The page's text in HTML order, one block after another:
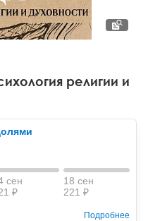
атаки
и НЛП
психология
религии и
сен
₽
18 сен
221 ₽
Подробнее